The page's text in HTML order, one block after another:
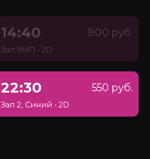
14:40 800 руб.
Зал ВИП • 2D
22:30 550 руб.
Зал 2, Синий • 2D